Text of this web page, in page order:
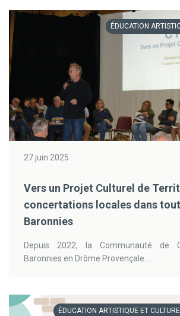
ÉDUCATION
27 juin 2025
Vers un Projet Culturel de
concertations locales dans
Baronnies
Depuis 2022, la Communauté de
Baronnies en Drôme Provençale ...
ÉDUCATION ARTISTIQUE ET